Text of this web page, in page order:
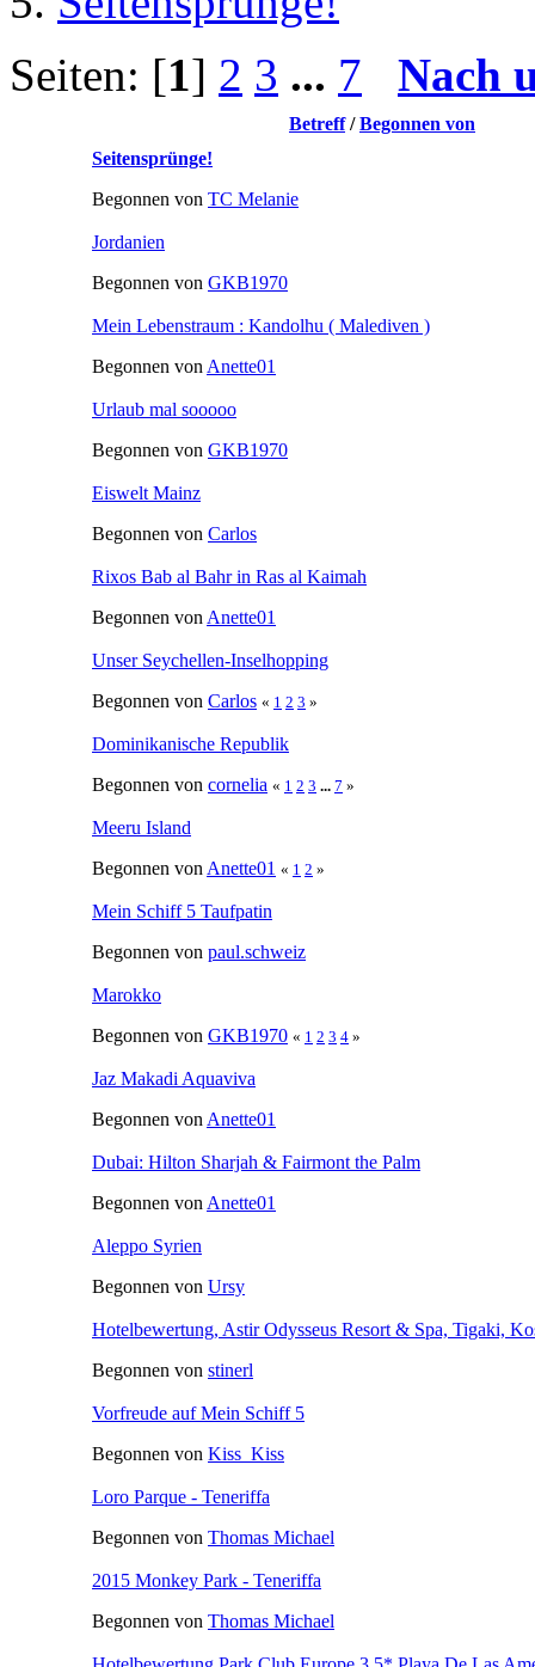
Seiten: [1] 2 3 ... 7 Nach
Betreff/Begonnen von
Seitensprünge!
Begonnen von TC Melanie
Jordanien
Begonnen von GKB1970
Mein Lebenstraum : Kandolhu ( Malediven )
Begonnen von Anette01
Urlaub mal sooooo
Begonnen von GKB1970
Eiswelt Mainz
Begonnen von Carlos
Rixos Bab al Bahr in Ras al Kaimah
Begonnen von Anette01
Unser Seychellen-Inselhopping
Begonnen von Carlos « 1 2 3 »
Dominikanische Republik
Begonnen von cornelia « 1 2 3 ... 7 »
Meeru Island
Begonnen von Anette01 « 1 2 »
Mein Schiff 5 Taufpatin
Begonnen von paul.schweiz
Marokko
Begonnen von GKB1970 « 1 2 3 4 »
Jaz Makadi Aquaviva
Begonnen von Anette01
Dubai: Hilton Sharjah & Fairmont the Palm
Begonnen von Anette01
Aleppo Syrien
Begonnen von Ursy
Hotelbewertung, Astir Odysseus Resort & Spa, Tigaki,
Begonnen von stinerl
Vorfreude auf Mein Schiff 5
Begonnen von Kiss_Kiss
Loro Parque - Teneriffa
Begonnen von Thomas Michael
2015 Monkey Park - Teneriffa
Begonnen von Thomas Michael